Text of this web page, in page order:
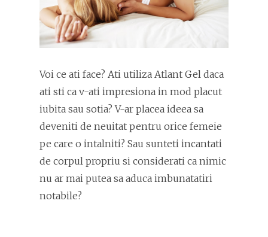
Voi ce ati face? Ati utiliza Atlant Gel daca
ati sti ca v-ati impresiona in mod placut
iubita sau sotia? V-ar placea ideea sa
deveniti de neuitat pentru orice femeie
pe care o intalniti? Sau sunteti incantati
de corpul propriu si considerati ca nimic
nu ar mai putea sa aduca imbunatatiri
notabile?